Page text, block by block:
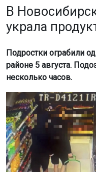
В
украла
Подростки ограбили
районе 5 августа.
несколько часов.